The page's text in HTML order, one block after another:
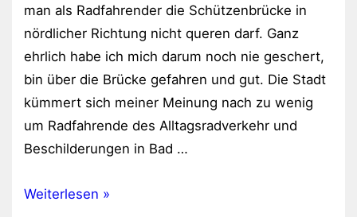
man als Radfahrender die Schützenbrücke in
nördlicher Richtung nicht queren darf. Ganz
ehrlich habe ich mich darum noch nie geschert,
bin über die Brücke gefahren und gut. Die Stadt
kümmert sich meiner Meinung nach zu wenig
um Radfahrende des Alltagsradverkehr und
Beschilderungen in Bad …
Fahrradfahrer
Weiterlesen »